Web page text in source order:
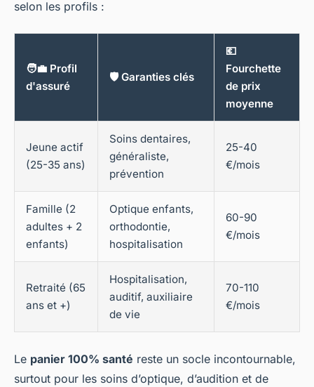
selon les profils :
🧑‍💼 Profil
d'assuré
🛡️ Garanties clés
💶
Fourchette
de prix
moyenne
Jeune actif
(25-35 ans)
Soins dentaires,
généraliste,
prévention
25-40
€/mois
Famille (2
adultes + 2
enfants)
Optique enfants,
orthodontie,
hospitalisation
60-90
€/mois
Retraité (65
ans et +)
Hospitalisation,
auditif, auxiliaire
de vie
70-110
€/mois
Le panier 100% santé reste un socle incontournable,
surtout pour les soins d’optique, d’audition et de